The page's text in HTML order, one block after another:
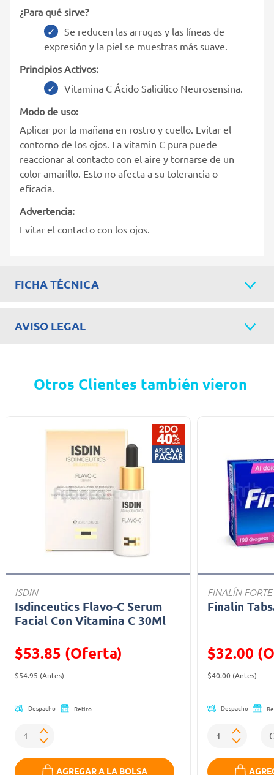
¿Para qué sirve?
Se reducen las arrugas y las líneas de
expresión y la piel se muestras más suave.
Principios Activos:
Vitamina C Ácido Salicilico Neurosensina.
Modo de uso:
Aplicar por la mañana en rostro y cuello. Evitar el
contorno de los ojos. La vitamin C pura puede
reaccionar al contacto con el aire y tornarse de un
color amarillo. Esto no afecta a su tolerancia o
eficacia.
Advertencia:
Evitar el contacto con los ojos.
FICHA TÉCNICA
AVISO LEGAL
Otros Clientes también vieron
ISDIN
Isdinceutics Flavo-C Serum
Facial Con Vitamina C 30Ml
$53.85 (Oferta)
Precio reducido de
$54.95(Antes)
Despacho Retiro
AGREGAR A LA BOLSA
FINALÍN FORTE
Finalin
$32.00
Precio
$40.00(Antes)
Despacho